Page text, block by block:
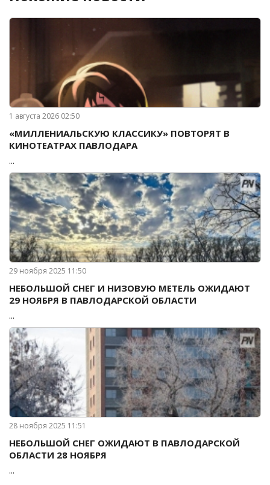
1 августа 2026 02:50
«МИЛЛЕНИАЛЬСКУЮ КЛАССИКУ» ПОВТОРЯТ В
КИНОТЕАТРАХ ПАВЛОДАРА
...
29 ноября 2025 11:50
НЕБОЛЬШОЙ СНЕГ И НИЗОВУЮ МЕТЕЛЬ ОЖИДАЮТ
29 НОЯБРЯ В ПАВЛОДАРСКОЙ ОБЛАСТИ
...
28 ноября 2025 11:51
НЕБОЛЬШОЙ СНЕГ ОЖИДАЮТ В ПАВЛОДАРСКОЙ
ОБЛАСТИ 28 НОЯБРЯ
...